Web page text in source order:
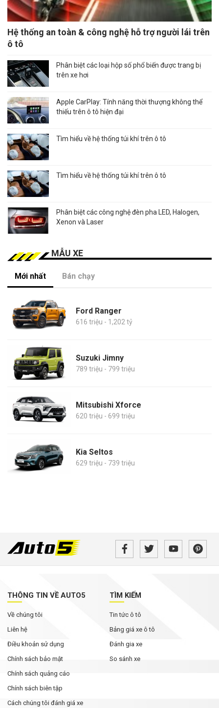
Hệ thống an toàn & công nghệ hỗ trợ người lái trên
ô tô
Phân biệt các loại hộp số phổ biến được trang bị
trên xe hơi
Apple CarPlay: Tính năng thời thượng không thể
thiếu trên ô tô hiện đại
Tìm hiểu về hệ thống túi khí trên ô tô
Tìm hiểu về hệ thống túi khí trên ô tô
Phân biệt các công nghệ đèn pha LED, Halogen,
Xenon và Laser
MẪU XE
Mới nhất Bán chạy
Ford Ranger
616 triệu - 1,202 tỷ
Suzuki Jimny
789 triệu - 799 triệu
Mitsubishi Xforce
620 triệu - 699 triệu
Kia Seltos
629 triệu - 739 triệu
THÔNG TIN VỀ AUTO5
Về chúng tôi
Liên hệ
Điều khoản sử dụng
Chính sách bảo mật
Chính sách quảng cáo
Chính sách biên tập
Cách chúng tôi đánh giá xe
TÌM KIẾM
Tin tức ô tô
Bảng giá xe ô tô
Đánh gia xe
So sánh xe